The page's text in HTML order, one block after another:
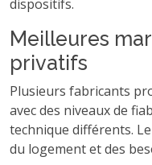
dispositifs.
Meilleures
privatifs
Plusieurs fabricants
avec des niveaux de
technique différents.
du logement et des